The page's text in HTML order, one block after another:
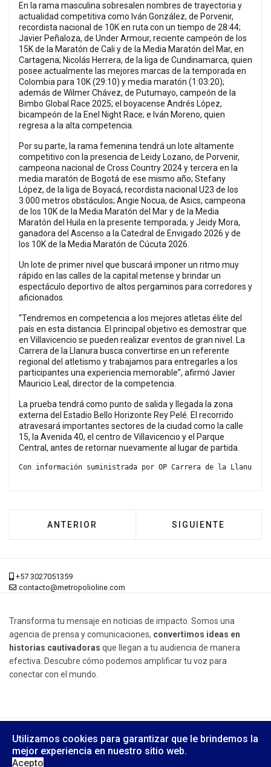
En la rama masculina sobresalen nombres de trayectoria y
actualidad competitiva como Iván González, de Porvenir,
recordista nacional de 10K en ruta con un tiempo de 28:44;
Javier Peñaloza, de Under Armour, reciente campeón de los
15K de la Maratón de Cali y de la Media Maratón del Mar, en
Cartagena; Nicolás Herrera, de la liga de Cundinamarca, quien
posee actualmente las mejores marcas de la temporada en
Colombia para 10K (29:10) y media maratón (1:03:20);
además de Wilmer Chávez, de Putumayo, campeón de la
Bimbo Global Race 2025; el boyacense Andrés López,
bicampeón de la Enel Night Race; e Iván Moreno, quien
regresa a la alta competencia.
Por su parte, la rama femenina tendrá un lote altamente
competitivo con la presencia de Leidy Lozano, de Porvenir,
campeona nacional de Cross Country 2024 y tercera en la
media maratón de Bogotá de ese mismo año; Stefany
López, de la liga de Boyacá, recordista nacional U23 de los
3.000 metros obstáculos; Angie Nocua, de Asics, campeona
de los 10K de la Media Maratón del Mar y de la Media
Maratón del Huila en la presente temporada; y Jeidy Mora,
ganadora del Ascenso a la Catedral de Envigado 2026 y de
los 10K de la Media Maratón de Cúcuta 2026.
Un lote de primer nivel que buscará imponer un ritmo muy
rápido en las calles de la capital metense y brindar un
espectáculo deportivo de altos pergaminos para corredores y
aficionados.
“Tendremos en competencia a los mejores atletas élite del
país en esta distancia. El principal objetivo es demostrar que
en Villavicencio se pueden realizar eventos de gran nivel. La
Carrera de la Llanura busca convertirse en un referente
regional del atletismo y trabajamos para entregarles a los
participantes una experiencia memorable”, afirmó Javier
Mauricio Leal, director de la competencia.
La prueba tendrá como punto de salida y llegada la zona
externa del Estadio Bello Horizonte Rey Pelé. El recorrido
atravesará importantes sectores de la ciudad como la calle
15, la Avenida 40, el centro de Villavicencio y el Parque
Central, antes de retornar nuevamente al lugar de partida.
Con información suministrada por OP Carrera de la Llanura
ARTÍCULO ANTERIOR: 'NO CORRES SOLO',
ANTERIOR ARTÍCULO
SIGUIENTE
+57 3027051359
contacto@metropolioline.com
Transforma tu mensaje en noticias de impacto. Somos una
agencia de prensa y comunicaciones, convertimos ideas en
historias cautivadoras que llegan a tu audiencia de manera
efectiva. Descubre cómo podemos amplificar tu voz para
conectar con el mundo.
© 2026 Metrópoli Online, Derechos Reservados.
Diseño Web: Yusi Computers
Utilizamos cookies para garantizar que le brindemos la
mejor experiencia en nuestro sitio web.
Acepto